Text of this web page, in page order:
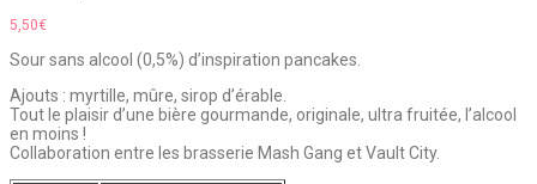
5,50€
Sour sans alcool (0,5%) d’inspiration pancakes.
Ajouts : myrtille, mûre, sirop d’érable.
Tout le plaisir d’une bière gourmande, originale, ultra fruitée, l’alcool
en moins !
Collaboration entre les brasserie Mash Gang et Vault City.